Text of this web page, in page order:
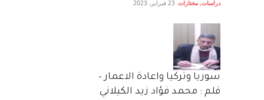
دراسات, مختارات 23 فبراير، 2023
سوريا وتركيا واعادة الاعمار –
قلم : محمد فؤاد زيد الكيلاني